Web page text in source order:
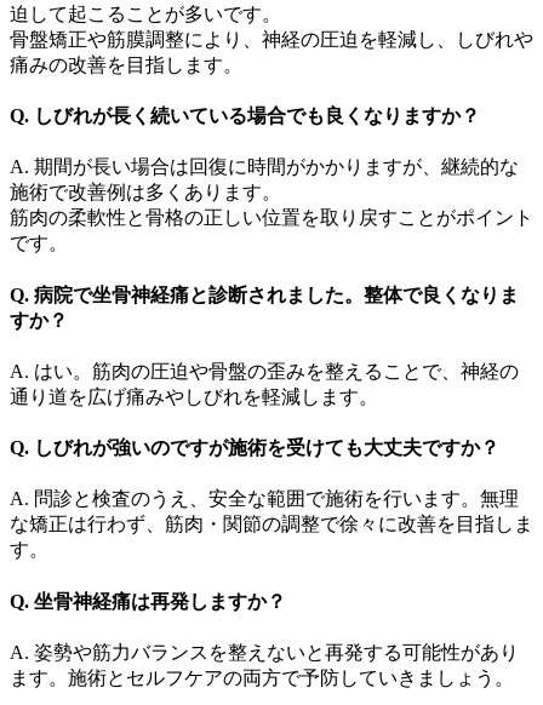
迫して起こることが多いです。
骨盤矯正や筋膜調整により、神経の圧迫を軽減し、しびれや
痛みの改善を目指します。
Q. しびれが長く続いている場合でも良くなりますか？
A. 期間が長い場合は回復に時間がかかりますが、継続的な
施術で改善例は多くあります。
筋肉の柔軟性と骨格の正しい位置を取り戻すことがポイント
です。
Q. 病院で坐骨神経痛と診断されました。整体で良くなりま
すか？
A. はい。筋肉の圧迫や骨盤の歪みを整えることで、神経の
通り道を広げ痛みやしびれを軽減します。
Q. しびれが強いのですが施術を受けても大丈夫ですか？
A. 問診と検査のうえ、安全な範囲で施術を行います。無理
な矯正は行わず、筋肉・関節の調整で徐々に改善を目指しま
す。
Q. 坐骨神経痛は再発しますか？
A. 姿勢や筋力バランスを整えないと再発する可能性があり
ます。施術とセルフケアの両方で予防していきましょう。